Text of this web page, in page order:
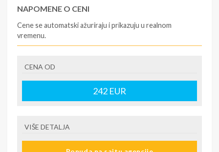
NAPOMENE O CENI
Cene se automatski ažuriraju i prikazuju u realnom
vremenu.
- rezervisane i potvrđene usluge u izabranoj smeštajnoj
jedinici prema opisu - korišćenje hotelskih sadržaja
prema opisu - uslugu rezervacije - organizaciju
putovanja
krizu) na destinaciji, plaćaju se na recepciji
CENA OD
242 EUR
VIŠE DETALJA